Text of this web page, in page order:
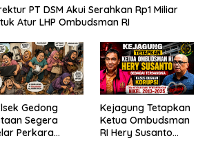
PT DSM Akui Serahkan Rp1 Miliar
Atur LHP Ombudsman RI
Gedong
Segera
Perkara
Kejagung Tetapkan
Ketua Ombudsman
RI Hery Susanto